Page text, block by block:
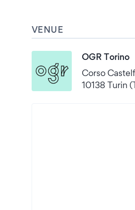
VENUE
OGR Torino
Corso
10138 Turin